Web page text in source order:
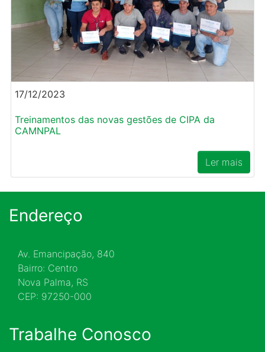
17/12/2023
Treinamentos das novas gestões de CIPA da
CAMNPAL
Ler mais
Endereço
Av. Emancipação, 840
Bairro: Centro
Nova Palma, RS
CEP: 97250-000
Trabalhe Conosco